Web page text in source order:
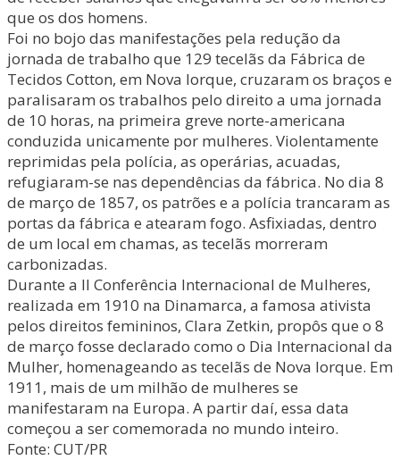
que os dos homens.
Foi no bojo das manifestações pela redução da
jornada de trabalho que 129 tecelãs da Fábrica de
Tecidos Cotton, em Nova Iorque, cruzaram os braços e
paralisaram os trabalhos pelo direito a uma jornada
de 10 horas, na primeira greve norte-americana
conduzida unicamente por mulheres. Violentamente
reprimidas pela polícia, as operárias, acuadas,
refugiaram-se nas dependências da fábrica. No dia 8
de março de 1857, os patrões e a polícia trancaram as
portas da fábrica e atearam fogo. Asfixiadas, dentro
de um local em chamas, as tecelãs morreram
carbonizadas.
Durante a II Conferência Internacional de Mulheres,
realizada em 1910 na Dinamarca, a famosa ativista
pelos direitos femininos, Clara Zetkin, propôs que o 8
de março fosse declarado como o Dia Internacional da
Mulher, homenageando as tecelãs de Nova Iorque. Em
1911, mais de um milhão de mulheres se
manifestaram na Europa. A partir daí, essa data
começou a ser comemorada no mundo inteiro.
Fonte: CUT/PR